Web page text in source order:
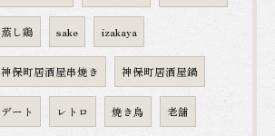
蒸し鶏 sake izakaya
神保町居酒屋串焼き 神保町居酒屋鍋
デート レトロ 焼き鳥 老舗